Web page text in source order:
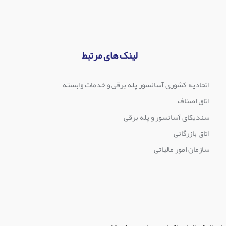
لینک های مرتبط
اتحادیه کشوری آسانسور پله برقی و خدمات وابسته
اتاق اصناف
سندیکای آسانسور و پله برقی
اتاق بازرگانی
سازمان امور مالیاتی